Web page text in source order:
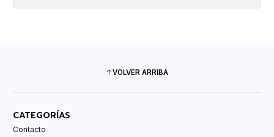
VOLVER ARRIBA
CATEGORÍAS
Contacto